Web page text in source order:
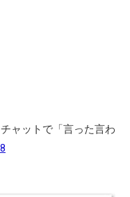
ャットで「言った言わ